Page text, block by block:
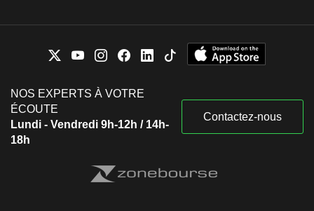
NOS EXPERTS À VOTRE
ÉCOUTE
Lundi - Vendredi 9h-12h / 14h-
18h
Contactez-nous